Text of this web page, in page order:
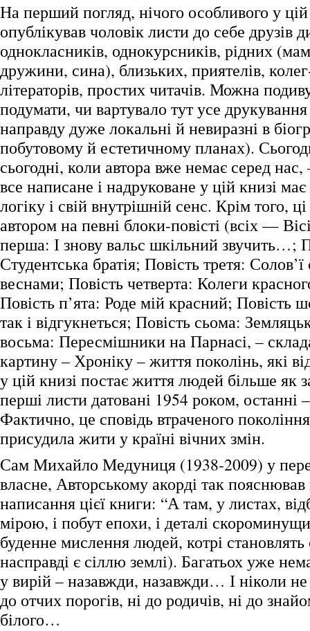
На перший погляд, нічого особливого у
опублікував чоловік листи до себе друзів
однокласників, однокурсників, рідних
дружини, сина), близьких, приятелів,
літераторів, простих читачів. Можна
подумати, чи вартувало тут усе друкування
направду дуже локальні й невиразні в
побутовому й естетичному планах).
сьогодні, коли автора вже немає серед
все написане і надруковане у цій книзі
логіку і свій внутрішній сенс. Крім того,
автором на певні блоки-повісті (всіх —
перша: І знову вальс шкільний звучить…;
Студентська братія; Повість третя:
веснами; Повість четверта: Колеги
Повість п’ята: Роде мій красний; Повість
так і відгукнеться; Повість сьома:
восьма: Пересмішники на Парнасі, –
картину – Хроніку – життя поколінь, які
у цій книзі постає життя людей більше як
перші листи датовані 1954 роком, останні
Фактично, це сповідь втраченого
присудила жити у країні вічних змін.
Сам Михайло Медуниця (1938-2009) у
власне, Авторському акорді так
написання цієї книги: “А там, у листах,
мірою, і побут епохи, і деталі
буденне мислення людей, котрі становлять
насправді є сіллю землі). Багатьох уже
у вирій – назавжди, назавжди… І ніколи не
до отчих порогів, ні до родичів, ні до
білого…